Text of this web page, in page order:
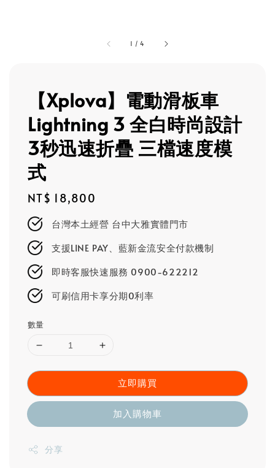
1 /4
【Xplova】電動滑板車
Lightning 3 全白時尚設計
3秒迅速折疊 三檔速度模
式
Regular
price
NT$ 18,800
台灣本土經營 台中大雅實體門市
支援LINE PAY、藍新金流安全付款機制
即時客服快速服務 0900-622212
可刷信用卡享分期0利率
數量
立即購買
加入購物車
分享